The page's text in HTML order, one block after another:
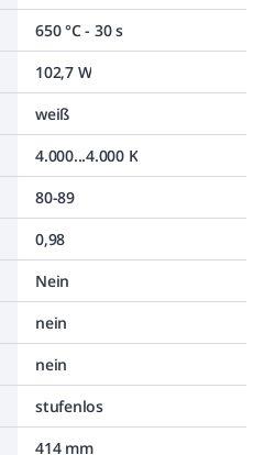
650 °C - 30 s
102,7 W
weiß
4.000...4.000 K
80-89
0,98
Nein
nein
nein
stufenlos
414 mm